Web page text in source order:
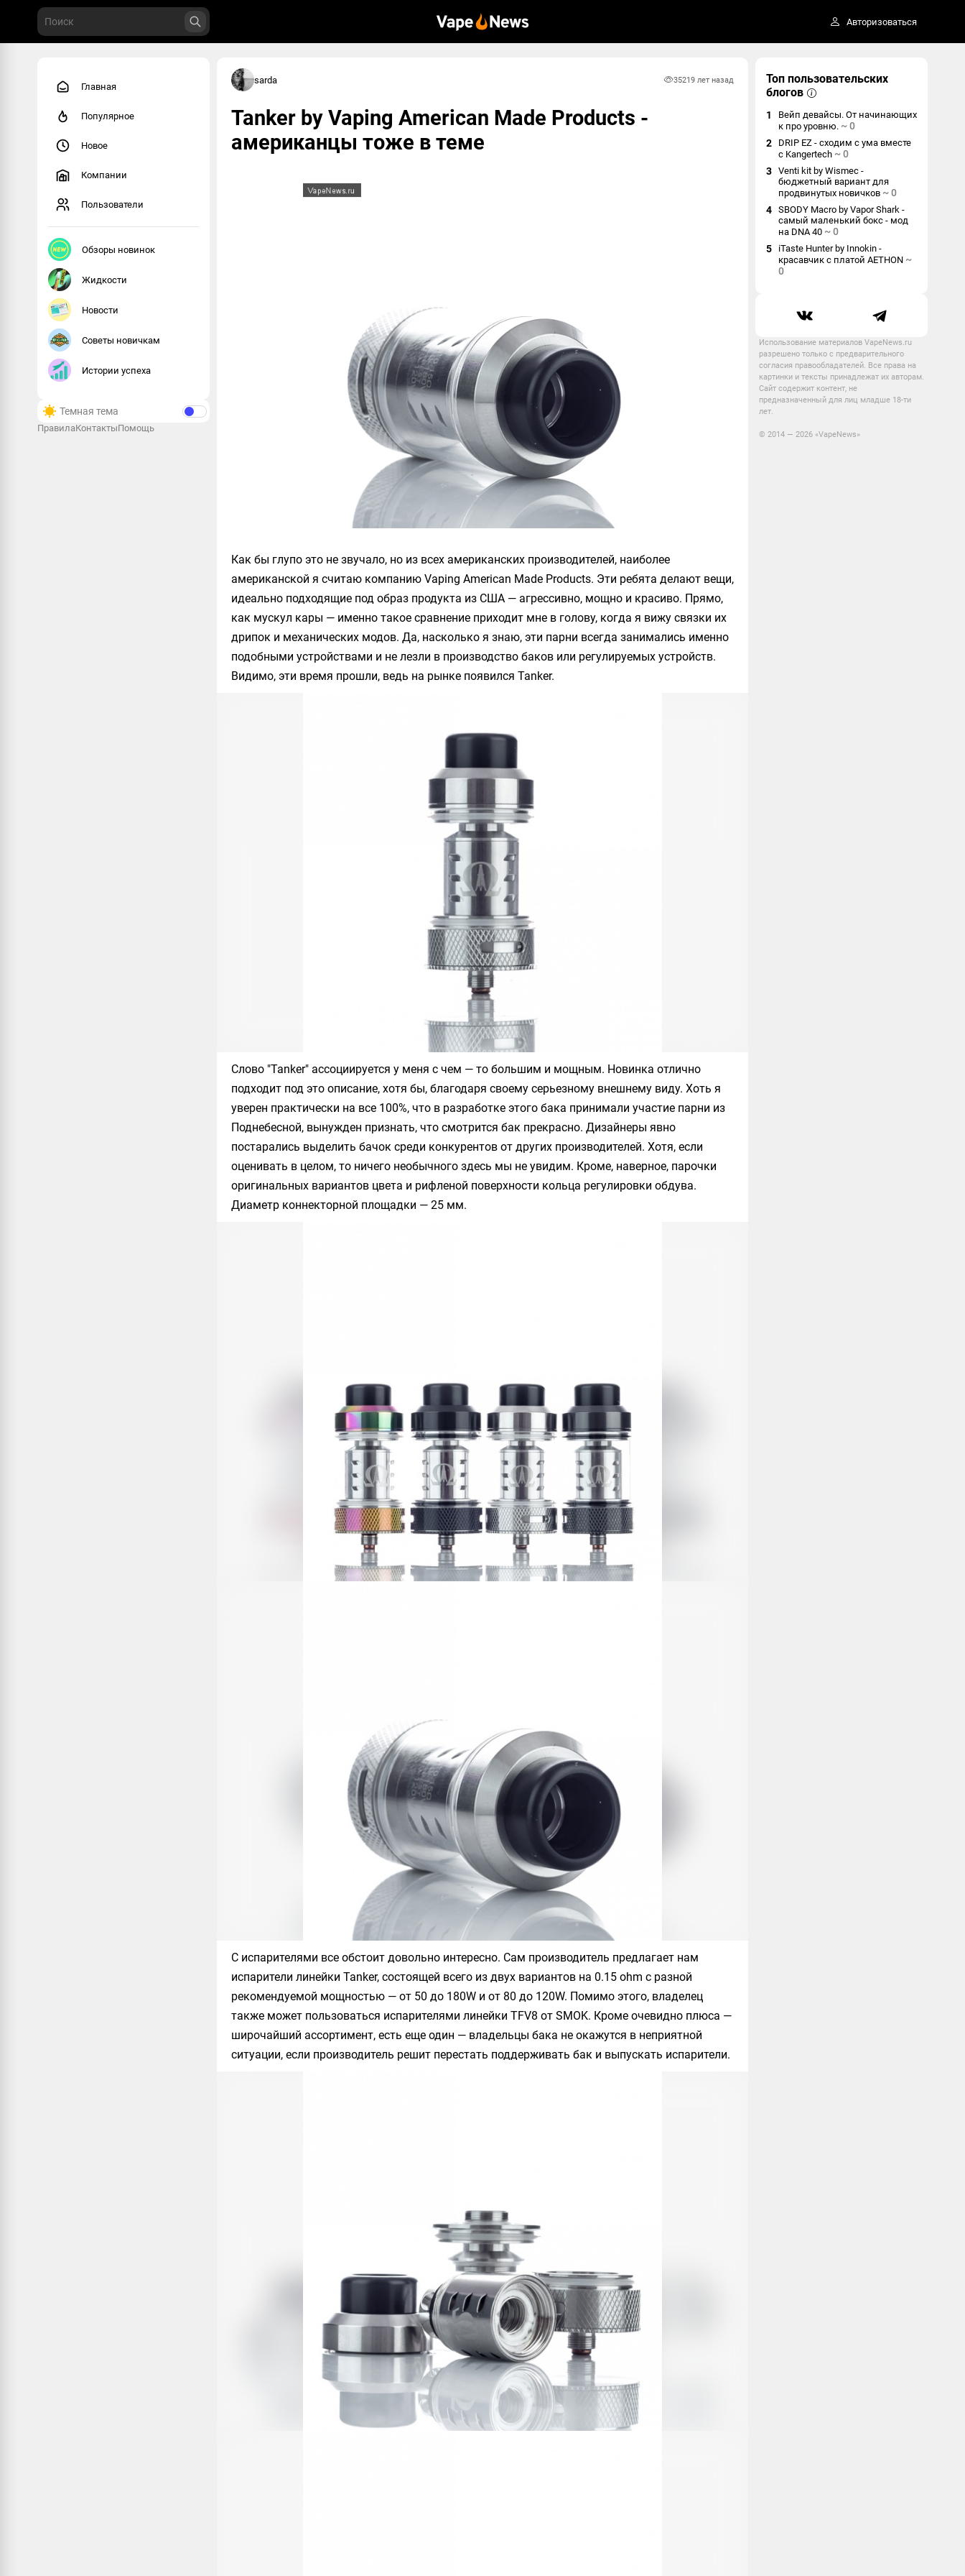
Авторизоваться
Главная
Популярное
Новое
Компании
Пользователи
Обзоры новинок
Жидкости
Новости
Советы новичкам
Истории успеха
Темная тема
ПравилаКонтактыПомощь
sarda 35219 лет назад
Tanker by Vaping American Made Products -
американцы тоже в теме
Как бы глупо это не звучало, но из всех американских производителей, наиболее
американской я считаю компанию Vaping American Made Products. Эти ребята делают вещи,
идеально подходящие под образ продукта из США — агрессивно, мощно и красиво. Прямо,
как мускул кары — именно такое сравнение приходит мне в голову, когда я вижу связки их
дрипок и механических модов. Да, насколько я знаю, эти парни всегда занимались именно
подобными устройствами и не лезли в производство баков или регулируемых устройств.
Видимо, эти время прошли, ведь на рынке появился Tanker.
Слово "Tanker" ассоциируется у меня с чем — то большим и мощным. Новинка отлично
подходит под это описание, хотя бы, благодаря своему серьезному внешнему виду. Хоть я
уверен практически на все 100%, что в разработке этого бака принимали участие парни из
Поднебесной, вынужден признать, что смотрится бак прекрасно. Дизайнеры явно
постарались выделить бачок среди конкурентов от других производителей. Хотя, если
оценивать в целом, то ничего необычного здесь мы не увидим. Кроме, наверное, парочки
оригинальных вариантов цвета и рифленой поверхности кольца регулировки обдува.
Диаметр коннекторной площадки — 25 мм.
С испарителями все обстоит довольно интересно. Сам производитель предлагает нам
испарители линейки Tanker, состоящей всего из двух вариантов на 0.15 ohm с разной
рекомендуемой мощностью — от 50 до 180W и от 80 до 120W. Помимо этого, владелец
также может пользоваться испарителями линейки TFV8 от SMOK. Кроме очевидно плюса —
широчайший ассортимент, есть еще один — владельцы бака не окажутся в неприятной
ситуации, если производитель решит перестать поддерживать бак и выпускать испарители.
Топ пользовательских
блогов
1
Вейп девайсы. От начинающих
к про уровню. ~0
2
DRIP EZ - сходим с ума вместе
с Kangertech ~0
3 Venti kit by Wismec -
бюджетный вариант для
продвинутых новичков ~0
4 SBODY Macro by Vapor Shark -
самый маленький бокс - мод
на DNA 40 ~0
5
iTaste Hunter by Innokin -
красавчик с платой AETHON ~
0
Использование материалов VapeNews.ru
разрешено только с предварительного
согласия правообладателей. Все права на
картинки и тексты принадлежат их авторам.
Сайт содержит контент, не
предназначенный для лиц младше 18-ти
лет.
© 2014 — 2026 «VapeNews»